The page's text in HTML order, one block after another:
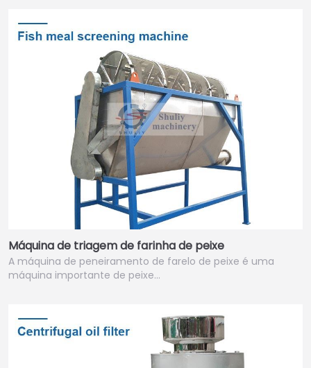
Máquina de triagem de farinha de peixe
A máquina de peneiramento de farelo de peixe é uma
máquina importante de peixe...